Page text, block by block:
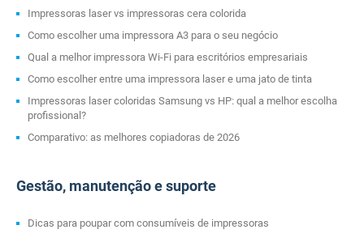
Impressoras laser vs impressoras cera colorida
Como escolher uma impressora A3 para o seu negócio
Qual a melhor impressora Wi-Fi para escritórios empresariais
Como escolher entre uma impressora laser e uma jato de tinta
Impressoras laser coloridas Samsung vs HP: qual a melhor escolha
profissional?
Comparativo: as melhores copiadoras de 2026
Gestão, manutenção e suporte
Dicas para poupar com consumíveis de impressoras